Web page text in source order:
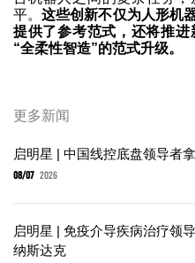
平。这些创新不仅为人形机
提供了参考范式，还将推
“全柔性智造”的范式升级。
更多新闻
启明星 | 中国线控底盘领导者
08/07 2026
启明星 | 免疫介导疾病治疗领
纳斯达克